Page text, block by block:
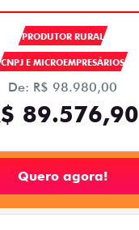
PRODUTOR RURAL
CNPJ E MICROEMPRESÁRIOS
De: R$ 98.980,00
89.576,90
Quero agora!